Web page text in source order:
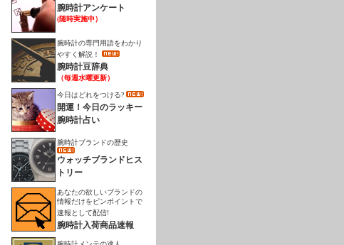
腕時計アンケート
(随時実施中）
腕時計の専門用語をわかり
やすく解説！
腕時計豆辞典
（毎週水曜更新）
今日はどれをつける?
開運！今日のラッキー
腕時計占い
腕時計ブランドの歴史
ウォッチブランドヒス
トリー
あなたの欲しいブランドの
情報だけをピンポイントで
速報として配信!
腕時計入荷商品速報